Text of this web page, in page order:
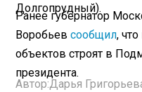
Долгопрудный).
Ранее губернатор
Воробьевсообщил,
объектов строят в
президента.
Автор:Дарья